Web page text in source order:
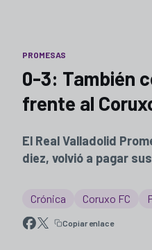
PROMESAS
0-3: También
frente al
El Real Valladolid
diez, volvió a pagar
Crónica Coruxo FC
Copiar enlace